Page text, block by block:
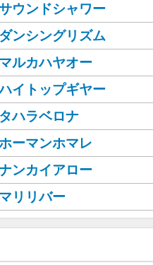
ウンドシャワー
ダンシングリズム
マルカハヤオー
イトップギヤー
タハラベロナ
ーマンホマレ
ンカイアロー
マリリバー